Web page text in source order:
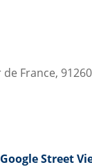
France,
Street